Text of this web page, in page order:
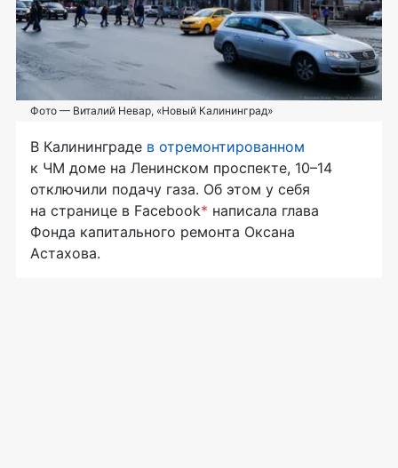
Фото — Виталий Невар, «Новый Калининград»
В Калининграде в отремонтированном
к ЧМ доме на Ленинском проспекте, 10–14
отключили подачу газа. Об этом у себя
на странице в Facebook* написала глава
Фонда капитального ремонта Оксана
Астахова.